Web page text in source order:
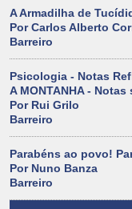
A Armadilha de
Por Carlos Alberto
Barreiro
Psicologia - Notas
A MONTANHA -
Por Rui Grilo
Barreiro
Parabéns ao povo!
Por Nuno Banza
Barreiro